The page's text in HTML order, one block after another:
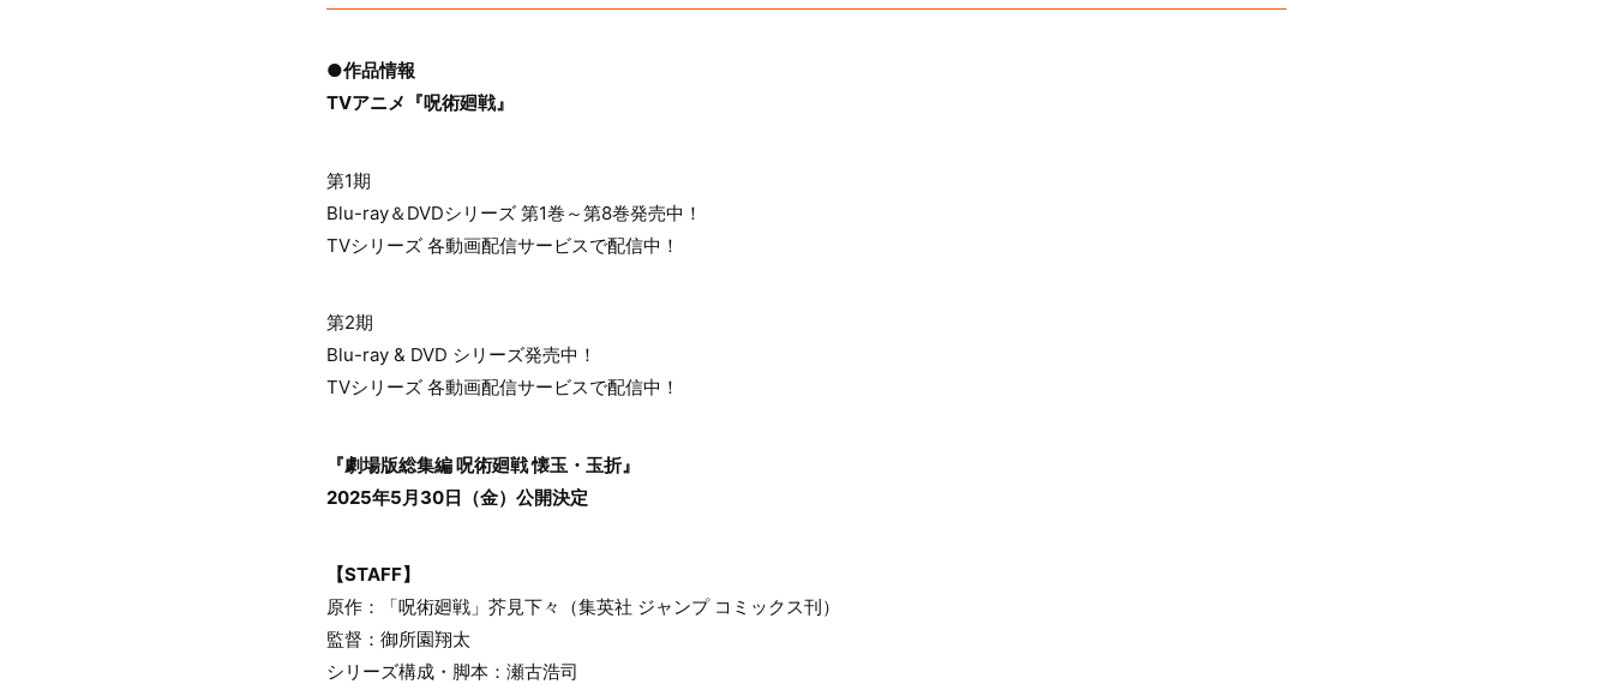
●作品情報
TVアニメ『呪術廻戦』
第1期
Blu-ray＆DVDシリーズ 第1巻～第8巻発売中！
TVシリーズ 各動画配信サービスで配信中！
第2期
Blu-ray & DVD シリーズ発売中！
TVシリーズ 各動画配信サービスで配信中！
『劇場版総集編 呪術廻戦 懐玉・玉折』
2025年5月30日（金）公開決定
【STAFF】
原作：「呪術廻戦」芥見下々（集英社 ジャンプ コミックス刊）
監督：御所園翔太
シリーズ構成・脚本：瀬古浩司